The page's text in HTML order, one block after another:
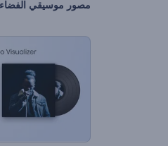
مصور موسيقي الفضاء